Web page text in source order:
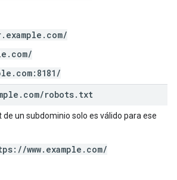
. com/robots. txt
un subdominio solo es válido para ese
www.example.com/